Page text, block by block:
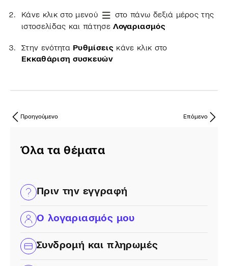
Όλα τα θέματα
Πριν την εγγραφή
Ο λογαριασμός μου
Συνδρομή και πληρωμές
Κάνε κλικ στο μενού
στο πάνω δεξιά μέρος της
ιστοσελίδας και πάτησεΛογαριασμός
Στην ενότητα Ρυθμίσεις κάνε κλικ στο
Εκκαθάριση συσκευών
Προηγούμενο Επόμενο